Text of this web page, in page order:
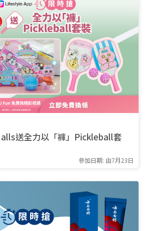
送全力以「褲」Pickleball套
參加日期: 由7月23日